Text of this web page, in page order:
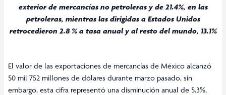
exterior de mercancías no petroleras y de 21.4%, en las
petroleras, mientras las dirigidas a Estados Unidos
retrocedieron 2.8 % a tasa anual y al resto del mundo, 13.1%
El valor de las exportaciones de mercancías de México alcanzó
50 mil 752 millones de dólares durante marzo pasado, sin
embargo, esta cifra representó una disminución anual de 5.3%,